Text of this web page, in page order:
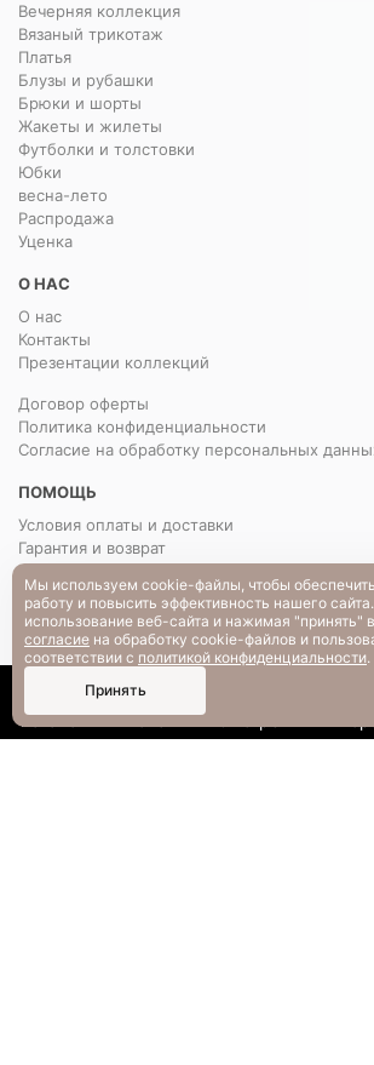
Каталог Поиск
Вечерняя коллекция
Вязаный трикотаж
Платья
Блузы и рубашки
Брюки и шорты
Жакеты и жилеты
Футболки и толстовки
Юбки
весна-лето
Распродажа
Уценка
О НАС
О нас
Контакты
Презентации коллекций
Договор оферты
Политика конфиденциальности
Согласие на обработку персональных
ПОМОЩЬ
Условия оплаты и доставки
Гарантия и возврат
РАЗМЕРНАЯ СЕТКА
Вопрос-ответ
Мы используем cookie-файлы, чтобы
работу и повысить эффективность нашего
использование веб-сайта и нажимая "принять"
согласие на обработку cookie-файлов и
соответствии с политикой конфиденциальности.
Принять